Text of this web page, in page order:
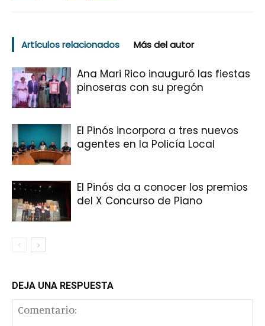
Artículos relacionados Más del autor
Ana Mari Rico inauguró las fiestas
pinoseras con su pregón
El Pinós incorpora a tres nuevos
agentes en la Policía Local
El Pinós da a conocer los premios
del X Concurso de Piano
DEJA UNA RESPUESTA